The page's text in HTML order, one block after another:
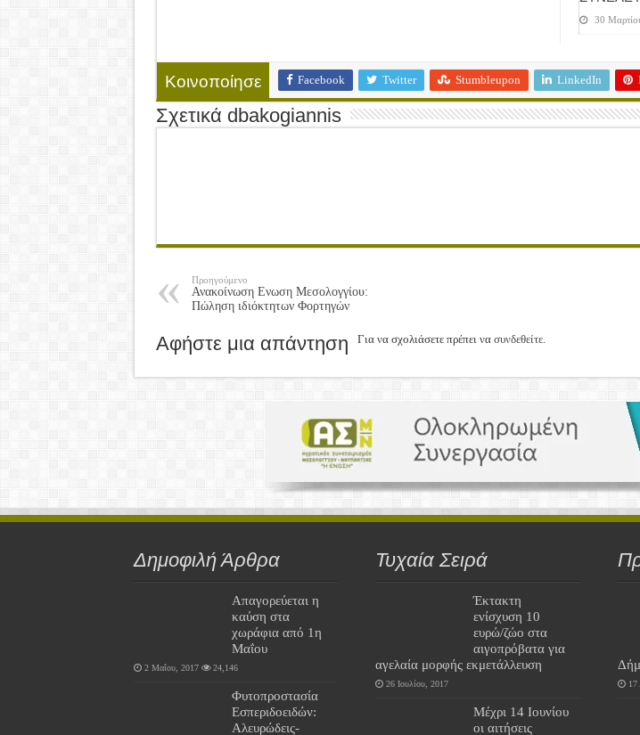
30
Κοινοποίησε Facebook Twitter Stumbleupon LinkedIn
Σχετικά dbakogiannis
Προηγούμενο
Ανακοίνωση Ενωση Μεσολογγίου:
Πώληση ιδιόκτητων Φορτηγών
Αφήστε μια απάντηση Για να σχολιάσετε πρέπει να συνδεθείτε.
Δημοφιλή Άρθρα
Απαγορεύεται η
καύση στα
χωράφια από 1η
Μαΐου
2 Μαΐου, 2017 24,146
Φυτοπροστασία
Εσπεριδοειδών:
Αλευρώδεις-
Τυχαία Σειρά
Έκτακτη
ενίσχυση 10
ευρώ/ζώο στα
αιγοπρόβατα για
αγελαία μορφής εκμετάλλευση
26 Ιουλίου, 2017
Μέχρι 14 Ιουνίου
οι αιτήσεις
17